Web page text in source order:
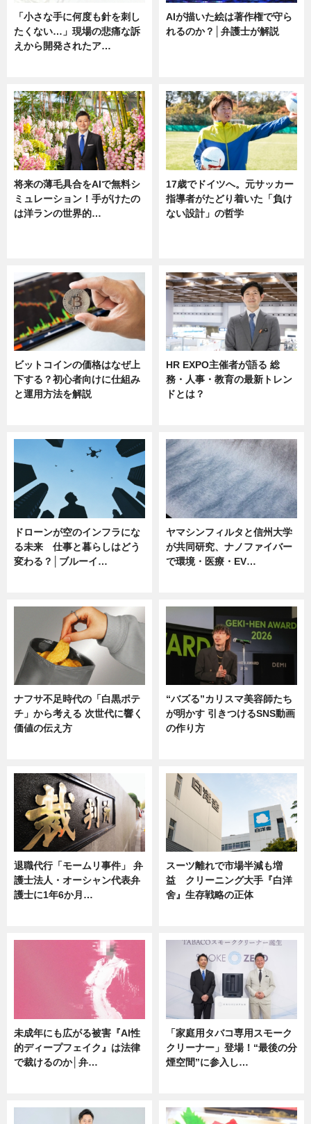
「小さな手に何度も針を刺し
たくない…」現場の悲痛な訴
えから開発されたア…
AIが描いた絵は著作権で守ら
れるのか？│弁護士が解説
将来の薄毛具合をAIで無料シ
ミュレーション！手がけたの
は洋ランの世界的…
17歳でドイツへ。元サッカー
指導者がたどり着いた「負け
ない設計」の哲学
ビットコインの価格はなぜ上
下する？初心者向けに仕組み
と運用方法を解説
HR EXPO主催者が語る 総
務・人事・教育の最新トレン
ドとは？
ドローンが空のインフラにな
る未来 仕事と暮らしはどう
変わる？│ブルーイ…
ヤマシンフィルタと信州大学
が共同研究、ナノファイバー
で環境・医療・EV…
ナフサ不足時代の「白黒ポテ
チ」から考える 次世代に響く
価値の伝え方
“バズる”カリスマ美容師たち
が明かす 引きつけるSNS動画
の作り方
退職代行「モームリ事件」 弁
護士法人・オーシャン代表弁
護士に1年6か月…
スーツ離れで市場半減も増
益 クリーニング大手『白洋
舍』生存戦略の正体
未成年にも広がる被害『AI性
的ディープフェイク』は法律
で裁けるのか│弁…
「家庭用タバコ専用スモーク
クリーナー」登場！“最後の分
煙空間”に参入し…